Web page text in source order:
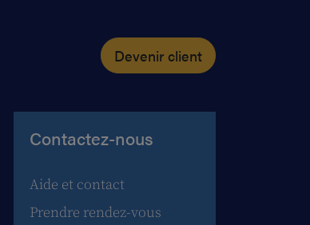
Devenir client
Contactez-nous
Aide et contact
Prendre rendez-vous